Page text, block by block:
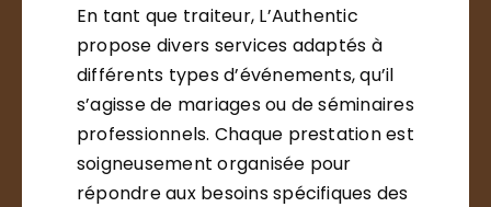
En tant que traiteur, L’Authentic
propose divers services adaptés à
différents types d’événements, qu’il
s’agisse de mariages ou de séminaires
professionnels. Chaque prestation est
soigneusement organisée pour
répondre aux besoins spécifiques des